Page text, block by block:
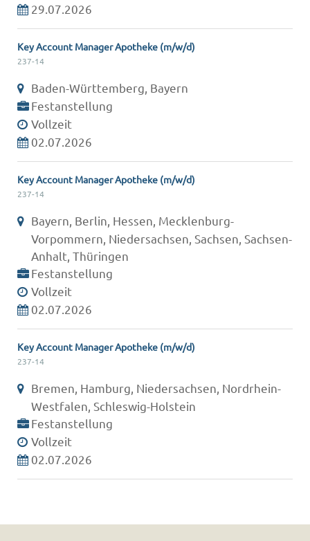
29.07.2026
Key Account Manager Apotheke (m/w/d)
237-14
Baden-Württemberg, Bayern
Festanstellung
Vollzeit
02.07.2026
Key Account Manager Apotheke (m/w/d)
237-14
Bayern, Berlin, Hessen, Mecklenburg-
Vorpommern, Niedersachsen, Sachsen, Sachsen-
Anhalt, Thüringen
Festanstellung
Vollzeit
02.07.2026
Key Account Manager Apotheke (m/w/d)
237-14
Bremen, Hamburg, Niedersachsen, Nordrhein-
Westfalen, Schleswig-Holstein
Festanstellung
Vollzeit
02.07.2026